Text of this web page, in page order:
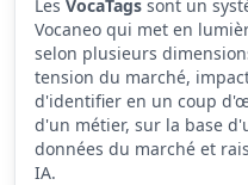
Les VocaTags sont un
Vocaneo qui met en
selon plusieurs
tension du marché,
d'identifier en un coup
d'un métier, sur la base
données du marché et
IA.
Tension du
Conditions